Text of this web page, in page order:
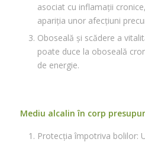
asociat cu inflamații
apariția unor afecțiuni
Oboseală și scădere a
poate duce la oboseală
de energie.
Mediu alcalin în corp
Protecția împotriva bolilor: